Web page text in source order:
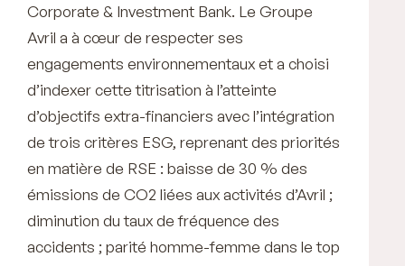
Corporate & Investment Bank. Le Groupe
Avril a à cœur de respecter ses
engagements environnementaux et a choisi
d’indexer cette titrisation à l’atteinte
d’objectifs extra-financiers avec l’intégration
de trois critères ESG, reprenant des priorités
en matière de RSE : baisse de 30 % des
émissions de CO2 liées aux activités d’Avril ;
diminution du taux de fréquence des
accidents ; parité homme-femme dans le top